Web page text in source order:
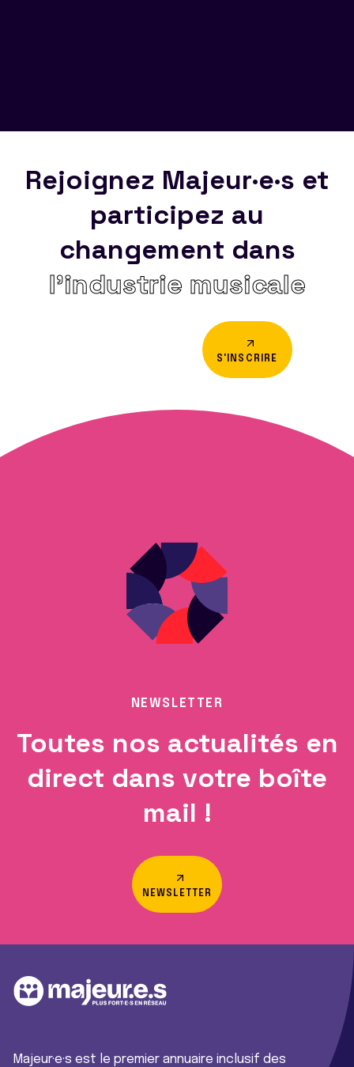
Rejoignez Majeur·e·s et
participez au
changement dans
l’industrie musicale
S'INSCRIRE
NEWSLETTER
Toutes nos actualités en
direct dans votre boîte
mail !
NEWSLETTER
Majeur·e·s est le premier annuaire inclusif des